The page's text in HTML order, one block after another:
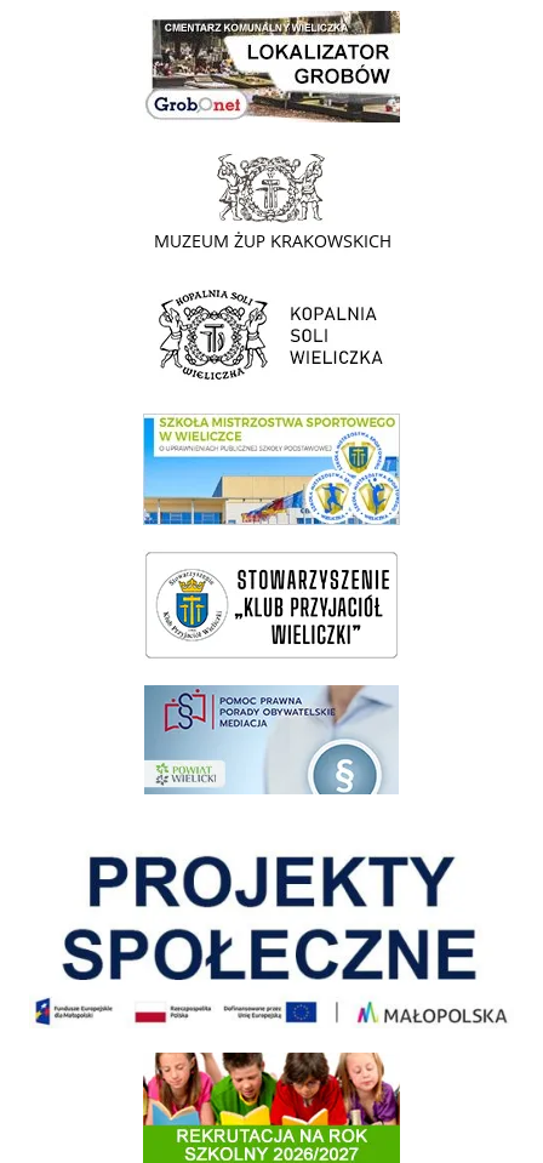
link do lokalizatora grobów na wielickim cmentarzu - grobnet
link do strony - Muzeum Żup Krakowskich Wieliczka
link do strony Kopalni Soli Wieliczka
link do SMS Wieliczka
wieliczka-wieliczanie na bis
pomoc prawna wieliczka
Informacja o terminach rekrutacji na rok szkolny 2026/2027